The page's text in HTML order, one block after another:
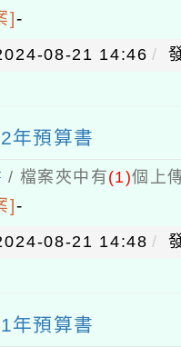
]-
08-21 14:46
年預算書
/ 檔案夾中有(1)個上
]-
08-21 14:48
年預算書